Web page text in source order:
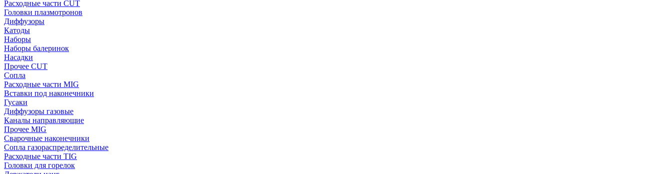
Расходные части CUT
Головки плазмотронов
Диффузоры
Катоды
Наборы
Наборы балеринок
Насадки
Прочее CUT
Сопла
Расходные части MIG
Вставки под наконечники
Гусаки
Диффузоры газовые
Каналы направляющие
Прочее MIG
Сварочные наконечники
Сопла газораспределительные
Расходные части TIG
Головки для горелок